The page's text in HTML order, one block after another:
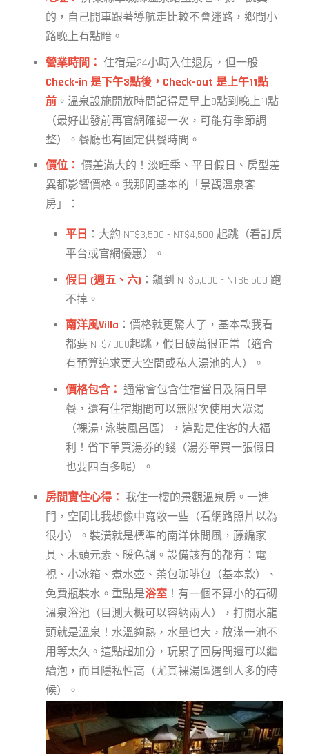
的，自己開車跟著導航走比較不會迷路，鄉間小
路晚上有點暗。
營業時間： 住宿是24小時入住退房，但一般
Check-in 是下午3點後，Check-out 是上午11點
前 。溫泉設施開放時間記得是早上8點到晚上11點
（最好出發前再官網確認一次，可能有季節調
整）。餐廳也有固定供餐時間。
價位： 價差滿大的！淡旺季、平日假日、房型差
異都影響價格。我那間基本的「景觀溫泉客
房」：
平日 ：大約 NT$3,500 - NT$4,500 起跳（看訂房
平台或官網優惠）。
假日 (週五、六) ：飆到 NT$5,000 - NT$6,500 跑
不掉。
南洋風Villa ：價格就更驚人了，基本款我看
都要 NT$7,000起跳，假日破萬很正常（適合
有預算追求更大空間或私人湯池的人）。
價格包含： 通常會包含住宿當日及隔日早
餐，還有住宿期間可以無限次使用大眾湯
（裸湯+泳裝風呂區），這點是住客的大福
利！省下單買湯券的錢（湯券單買一張假日
也要四百多呢）。
房間實住心得： 我住一樓的景觀溫泉房。一進
門，空間比我想像中寬敞一些（看網路照片以為
很小）。裝潢就是標準的南洋休閒風，藤編家
具、木頭元素、暖色調。設備該有的都有：電
視、小冰箱、煮水壺、茶包咖啡包（基本款）、
免費瓶裝水。重點是浴室 ！有一個不算小的石砌
溫泉浴池（目測大概可以容納兩人），打開水龍
頭就是溫泉！水溫夠熱，水量也大，放滿一池不
用等太久。這點超加分，玩累了回房間還可以繼
續泡，而且隱私性高（尤其裸湯區遇到人多的時
候）。